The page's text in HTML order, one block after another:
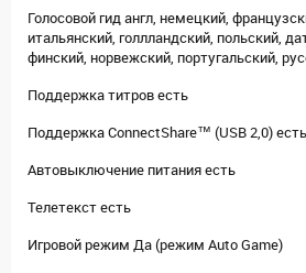
Голосовой гид англ, немецкий,
итальянский, голлландский, польский,
финский, норвежский, португальский,
Поддержка титров есть
Поддержка ConnectShare™ (USB 2,0) есть
Автовыключение питания есть
Телетекст есть
Игровой режим Да (режим Auto Game)